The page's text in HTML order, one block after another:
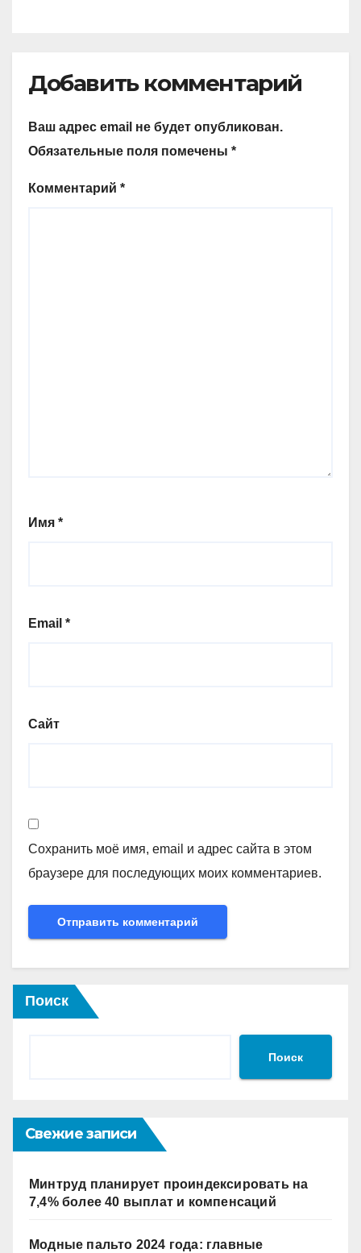
Добавить комментарий
Ваш адрес email не будет опубликован.
Обязательные поля помечены *
Комментарий *
Имя *
Email *
Сайт
Сохранить моё имя, email и адрес сайта в этом
браузере для последующих моих комментариев.
Поиск
Поиск
Свежие записи
Минтруд планирует проиндексировать на
7,4% более 40 выплат и компенсаций
Модные пальто 2024 года: главные